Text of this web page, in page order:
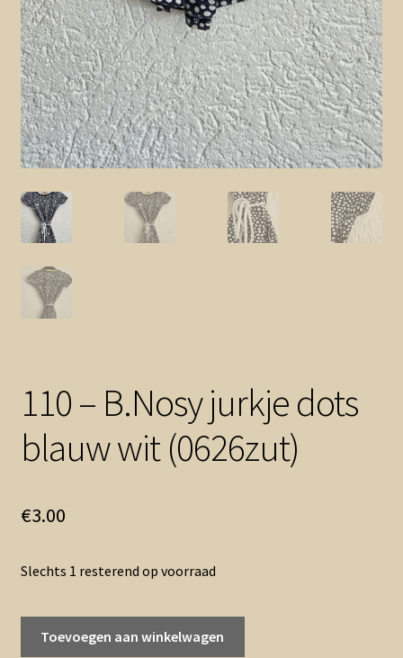
110 – B.Nosy jurkje dots
blauw wit (0626zut)
€3.00
Slechts 1 resterend op voorraad
Toevoegen aan winkelwagen